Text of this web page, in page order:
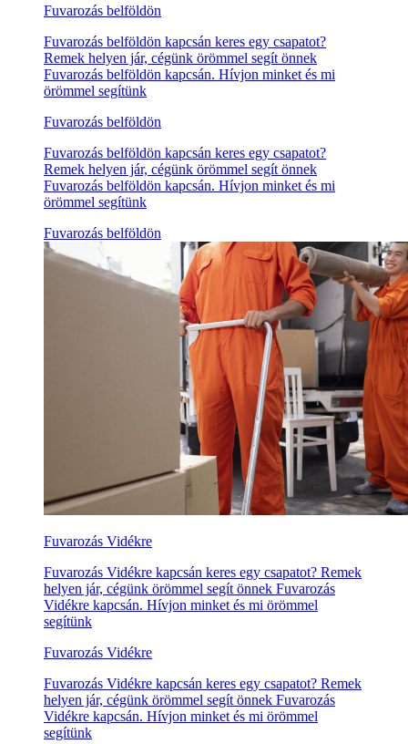
Fuvarozás belföldön
Fuvarozás belföldön kapcsán keres egy csapatot?
Remek helyen jár, cégünk örömmel segít önnek
Fuvarozás belföldön kapcsán. Hívjon minket és mi
örömmel segítünk
Fuvarozás belföldön
Fuvarozás belföldön kapcsán keres egy csapatot?
Remek helyen jár, cégünk örömmel segít önnek
Fuvarozás belföldön kapcsán. Hívjon minket és mi
örömmel segítünk
Fuvarozás belföldön
Fuvarozás Vidékre
Fuvarozás Vidékre kapcsán keres egy csapatot? Remek
helyen jár, cégünk örömmel segít önnek Fuvarozás
Vidékre kapcsán. Hívjon minket és mi örömmel
segítünk
Fuvarozás Vidékre
Fuvarozás Vidékre kapcsán keres egy csapatot? Remek
helyen jár, cégünk örömmel segít önnek Fuvarozás
Vidékre kapcsán. Hívjon minket és mi örömmel
segítünk